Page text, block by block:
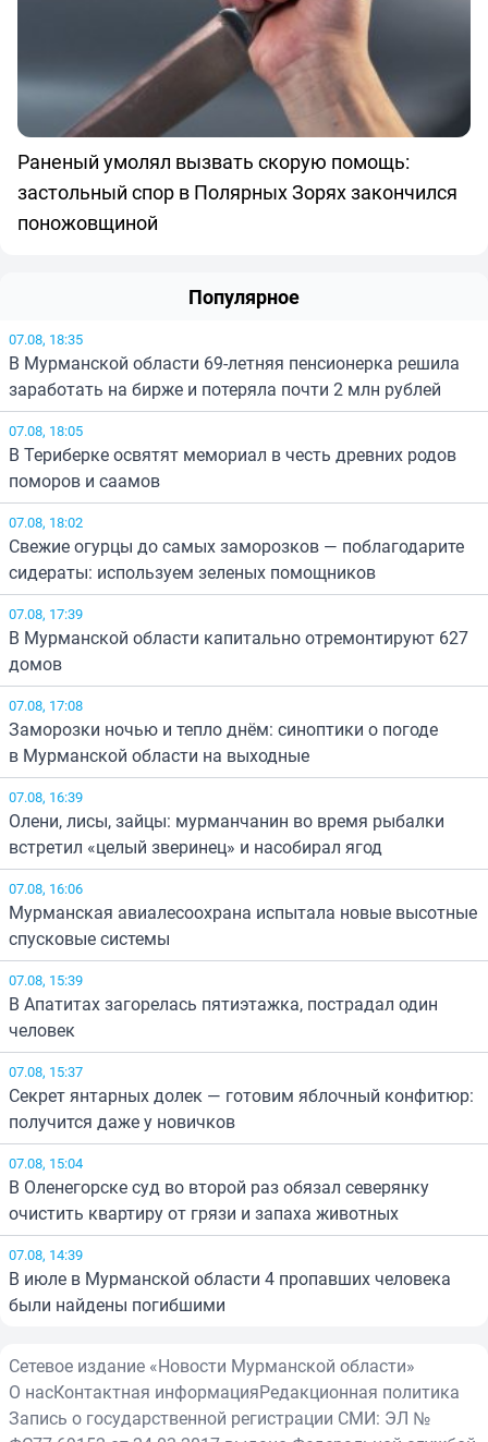
Раненый умолял вызвать скорую помощь:
застольный спор в Полярных Зорях закончился
поножовщиной
Популярное
07.08, 18:35
В Мурманской области 69-летняя пенсионерка решила
заработать на бирже и потеряла почти 2 млн рублей
07.08, 18:05
В Териберке освятят мемориал в честь древних родов
поморов и саамов
07.08, 18:02
Свежие огурцы до самых заморозков — поблагодарите
сидераты: используем зеленых помощников
07.08, 17:39
В Мурманской области капитально отремонтируют 627
домов
07.08, 17:08
Заморозки ночью и тепло днём: синоптики о погоде
в Мурманской области на выходные
07.08, 16:39
Олени, лисы, зайцы: мурманчанин во время рыбалки
встретил «целый зверинец» и насобирал ягод
07.08, 16:06
Мурманская авиалесоохрана испытала новые высотные
спусковые системы
07.08, 15:39
В Апатитах загорелась пятиэтажка, пострадал один
человек
07.08, 15:37
Секрет янтарных долек — готовим яблочный конфитюр:
получится даже у новичков
07.08, 15:04
В Оленегорске суд во второй раз обязал северянку
очистить квартиру от грязи и запаха животных
07.08, 14:39
В июле в Мурманской области 4 пропавших человека
были найдены погибшими
Сетевое издание «Новости Мурманской области»
О насКонтактная информацияРедакционная политика
Запись о государственной регистрации СМИ: ЭЛ №